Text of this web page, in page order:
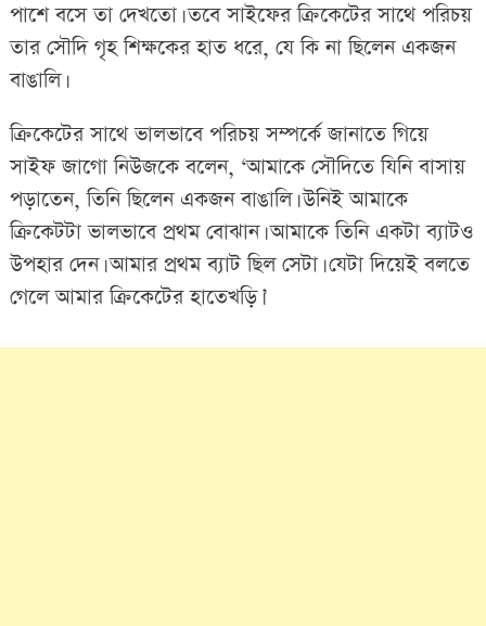
পাশে বসে তা দেখতো। তবে সাইফের ক্রিকেটের সাথে পরিচয়
তার সৌদি গৃহ শিক্ষকের হাত ধরে, যে কি না ছিলেন একজন
বাঙালি।
ক্রিকেটের সাথে ভালভাবে পরিচয় সম্পর্কে জানাতে গিয়ে
সাইফ জাগো নিউজকে বলেন, ‘আমাকে সৌদিতে যিনি বাসায়
পড়াতেন, তিনি ছিলেন একজন বাঙালি। উনিই আমাকে
ক্রিকেটটা ভালভাবে প্রথম বোঝান। আমাকে তিনি একটা ব্যাটও
উপহার দেন। আমার প্রথম ব্যাট ছিল সেটা। যেটা দিয়েই বলতে
গেলে আমার ক্রিকেটের হাতেখড়ি।’